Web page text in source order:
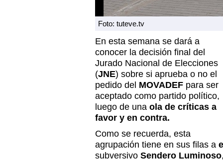
Foto: tuteve.tv
En esta semana se dará a
conocer la decisión final del
Jurado Nacional de Elecciones
(JNE) sobre si aprueba o no el
pedido del MOVADEF para ser
aceptado como partido político,
luego de una ola de críticas a
favor y en contra.
Como se recuerda, esta
agrupación tiene en sus filas a
subversivo Sendero Luminoso